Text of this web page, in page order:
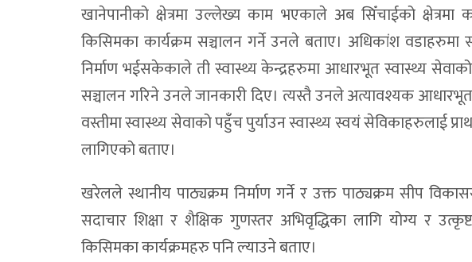
खानेपानीको क्षेत्रमा उल्लेख्य काम भएकाले अब सिँचाईको
किसिमका कार्यक्रम सञ्चालन गर्ने उनले बताए। अधिकांश
निर्माण भईसकेकाले ती स्वास्थ्य केन्द्रहरुमा आधारभूत स्वास्थ्य सेवाको
सञ्चालन गरिने उनले जानकारी दिए। त्यस्तै उनले अत्यावश्यक आधारभूत
वस्तीमा स्वास्थ्य सेवाको पहुँच पुर्याउन स्वास्थ्य स्वयं सेविकाहरुलाई
लागिएको बताए।
खरेलले स्थानीय पाठ्यक्रम निर्माण गर्ने र उक्त पाठ्यक्रम सीप
सदाचार शिक्षा र शैक्षिक गुणस्तर अभिवृद्धिका लागि योग्य र
किसिमका कार्यक्रमहरु पनि ल्याउने बताए।